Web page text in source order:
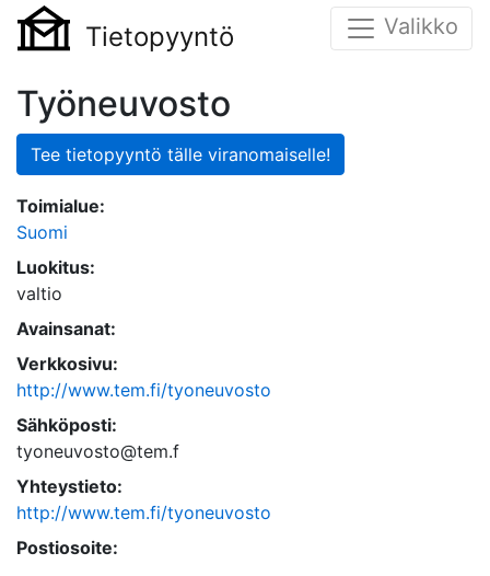
Tietopyyntö Valikko
Työneuvosto
Tee tietopyyntö tälle viranomaiselle!
Toimialue:
Suomi
Luokitus:
valtio
Avainsanat:
Verkkosivu:
http://www.tem.fi/tyoneuvosto
Sähköposti:
tyoneuvosto@tem.f
Yhteystieto:
http://www.tem.fi/tyoneuvosto
Postiosoite: